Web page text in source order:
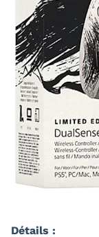
Détails :